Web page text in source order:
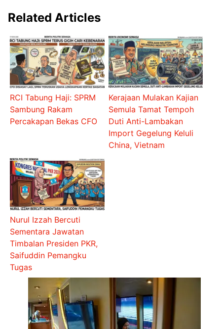
Related Articles
RCI Tabung Haji: SPRM
Sambung Rakam
Percakapan Bekas CFO
Kerajaan Mulakan Kajian
Semula Tamat Tempoh
Duti Anti-Lambakan
Import Gegelung Keluli
China, Vietnam
Nurul Izzah Bercuti
Sementara Jawatan
Timbalan Presiden PKR,
Saifuddin Pemangku
Tugas